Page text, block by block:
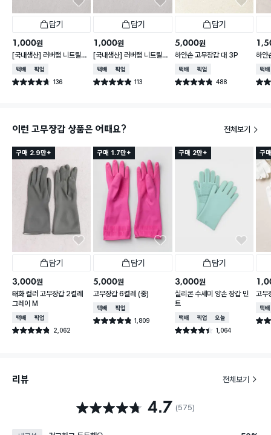
담기
1,000원
[국내생산] 러버랩 니트릴장
갑 10매 소형 크림핑크
택배배송매장픽업
별점 4.7점 136
건 작성
담기
1,000원
[국내생산] 러버랩 니트릴장
갑 10매 중형 화이트
택배배송매장픽업
별점 4.9점 113
건 작성
담기
5,000원
하얀손 고무장갑 대 3P
택배배송매장픽업
별점 4.8점 488
건 작성
하얀
퍼플
택배
별점
이런 고무장갑 상품은 어때요? 전체보기
구매 2.9만+
담기
3,000원
태화 컬러 고무장갑 2켤레
그레이 M
택배배송매장픽업
별점 4.8점 2,062
건 작성
구매 1.7만+
담기
5,000원
고무장갑 6켤레 (중)
택배배송매장픽업
별점 4.8점 1,809
건 작성
구매 2만+
담기
3,000원
실리콘 수세미 양손 장갑 민
트
택배배송매장픽업오늘배송
별점 4.4점 1,064
건 작성
구
고무
택배
별점
리뷰 전체보기
별점 4.7점 4.7 (575)